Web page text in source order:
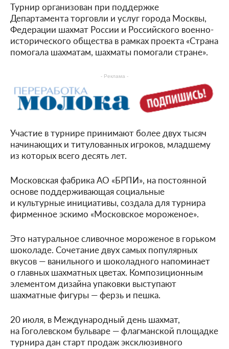
Турнир организован при поддержке
Департамента торговли и услуг города Москвы,
Федерации шахмат России и Российского военно-
исторического общества в рамках проекта «Страна
помогала шахматам, шахматы помогали стране».
- Реклама -
Участие в турнире принимают более двух тысяч
начинающих и титулованных игроков, младшему
из которых всего десять лет.
Московская фабрика АО «БРПИ», на постоянной
основе поддерживающая социальные
и культурные инициативы, создала для турнира
фирменное эскимо «Московское мороженое».
Это натуральное сливочное мороженое в горьком
шоколаде. Сочетание двух самых популярных
вкусов — ванильного и шоколадного напоминает
о главных шахматных цветах. Композиционным
элементом дизайна упаковки выступают
шахматные фигуры — ферзь и пешка.
20 июля, в Международный день шахмат,
на Гоголевском бульваре — флагманской площадке
турнира дан старт продаж эксклюзивного